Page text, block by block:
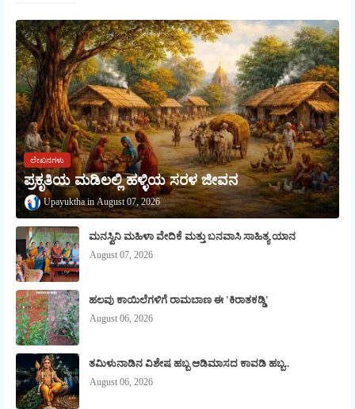
ಲೇಖನಗಳು
ಪ್ರಕೃತಿಯ ಮಡಿಲಲ್ಲಿ ಹಳ್ಳಿಯ ಸರಳ ಜೀವನ
Upayuktha August 07, 2026
ಮನಸ್ವಿನಿ ಮಹಿಳಾ ವೇದಿಕೆ ಮತ್ತು ಬನವಾಸಿ ಸಾಹಿತ್ಯ ಯಾನ
August 07, 2026
ಹಲವು ಕಾಯಿಲೆಗಳಿಗೆ ರಾಮಬಾಣ ಈ 'ಕಿರಾತಕಡ್ಡಿ'
August 06, 2026
ತಮಿಳುನಾಡಿನ ವಿಶೇಷ ಹಬ್ಬ ಆಡಿಮಾಸದ ಕಾವಡಿ ಹಬ್ಬ..
August 06, 2026